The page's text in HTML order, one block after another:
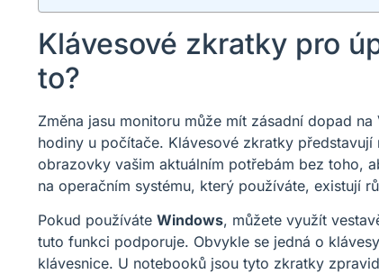
Klávesové zkratky pro
to?
Změna jasu monitoru může mít zásadní dopad
hodiny u počítače. Klávesové zkratky
obrazovky vašim aktuálním potřebám bez toho,
na operačním systému, který používáte, existují
Pokud používáte Windows, můžete využít
tuto funkci podporuje. Obvykle se jedná o
klávesnice. U notebooků jsou tyto zkratky